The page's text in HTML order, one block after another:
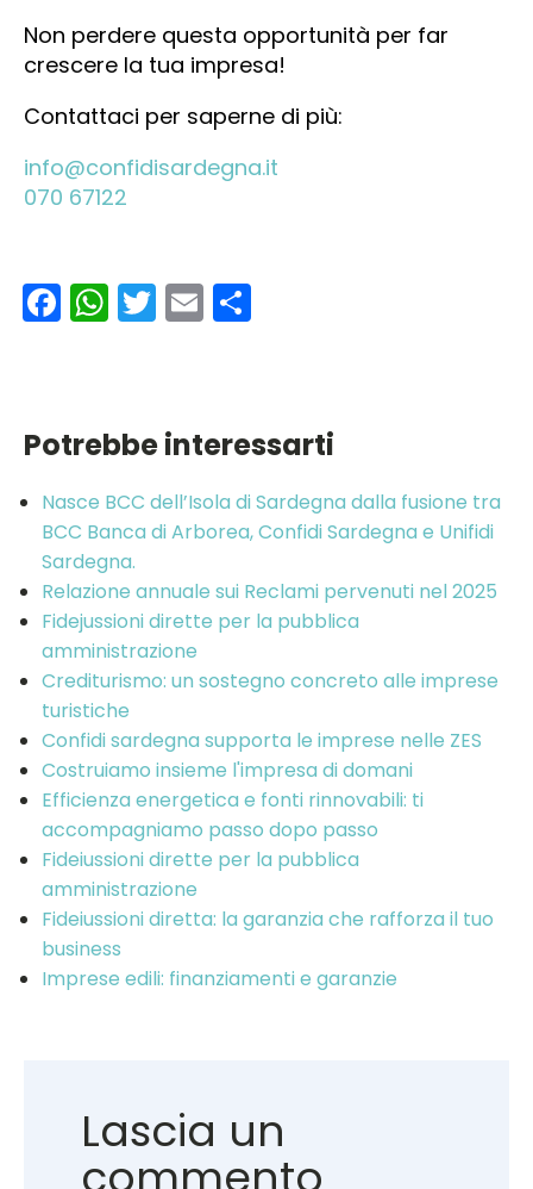
Non perdere questa opportunità per far
crescere la tua impresa!
Contattaci per saperne di più:
info@confidisardegna.it
070 67122
Facebook
WhatsApp
Twitter
Email
Potrebbe interessarti
Nasce BCC dell’Isola di Sardegna dalla fusione tra
BCC Banca di Arborea, Confidi Sardegna e Unifidi
Sardegna.
Relazione annuale sui Reclami pervenuti nel 2025
Fidejussioni dirette per la pubblica
amministrazione
Crediturismo: un sostegno concreto alle imprese
turistiche
Confidi sardegna supporta le imprese nelle ZES
Costruiamo insieme l'impresa di domani
Efficienza energetica e fonti rinnovabili: ti
accompagniamo passo dopo passo
Fideiussioni dirette per la pubblica
amministrazione
Fideiussioni diretta: la garanzia che rafforza il tuo
business
Imprese edili: finanziamenti e garanzie
Lascia un